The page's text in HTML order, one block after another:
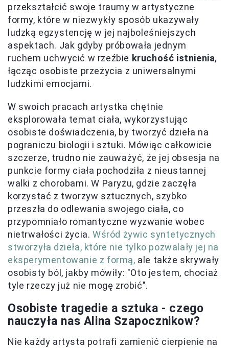
przekształcić swoje traumy w artystyczne
formy, które w niezwykły sposób ukazywały
ludzką egzystencję w jej najboleśniejszych
aspektach. Jak gdyby próbowała jednym
ruchem uchwycić w rzeźbie kruchość istnienia,
łącząc osobiste przeżycia z uniwersalnymi
ludzkimi emocjami.
W swoich pracach artystka chętnie
eksplorowała temat ciała, wykorzystując
osobiste doświadczenia, by tworzyć dzieła na
pograniczu biologii i sztuki. Mówiąc całkowicie
szczerze, trudno nie zauważyć, że jej obsesja na
punkcie formy ciała pochodziła z nieustannej
walki z chorobami. W Paryżu, gdzie zaczęła
korzystać z tworzyw sztucznych, szybko
przeszła do odlewania swojego ciała, co
przypomniało romantyczne wyzwanie wobec
nietrwałości życia.Wśród żywic syntetycznych
stworzyła dzieła, które nie tylko pozwalały jej na
eksperymentowanie z formą, ale także skrywały
osobisty ból, jakby mówiły: "Oto jestem, chociaż
tyle rzeczy już nie mogę zrobić".
Osobiste tragedie a sztuka - czego
nauczyła nas Alina Szapocznikow?
Nie każdy artysta potrafi zamienić cierpienie na